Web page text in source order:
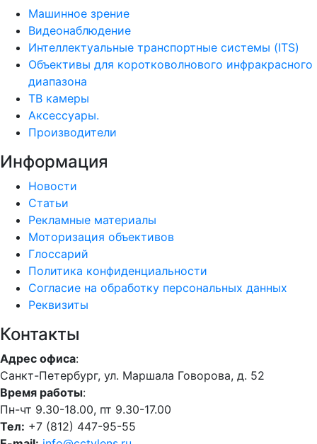
Машинное зрение
Видеонаблюдение
Интеллектуальные транспортные системы (ITS)
Объективы для коротковолнового инфракрасного
диапазона
ТВ камеры
Аксессуары.
Производители
Информация
Новости
Статьи
Рекламные материалы
Моторизация объективов
Глоссарий
Политика конфиденциальности
Согласие на обработку персональных данных
Реквизиты
Контакты
Адрес офиса:
Санкт-Петербург, ул. Маршала Говорова, д. 52
Время работы:
Пн-чт 9.30-18.00, пт 9.30-17.00
Тел: +7 (812) 447-95-55